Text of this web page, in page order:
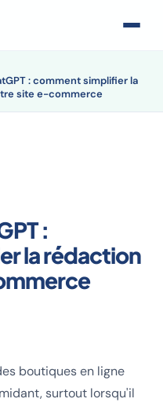
: comment simplifier la
site e-commerce
:
la rédaction
boutiques en ligne
surtout lorsqu'il